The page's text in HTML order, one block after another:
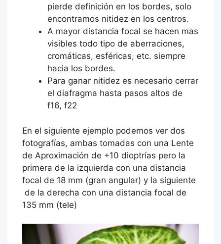
pierde definición en los bordes, solo
encontramos nitidez en los centros.
A mayor distancia focal se hacen mas
visibles todo tipo de aberraciones,
cromáticas, esféricas, etc. siempre
hacia los bordes.
Para ganar nitidez es necesario cerrar
el diafragma hasta pasos altos de
f16, f22
En el siguiente ejemplo podemos ver dos
fotografías, ambas tomadas con una Lente
de Aproximación de +10 dioptrías pero la
primera de la izquierda con una distancia
focal de 18 mm (gran angular) y la siguiente
de la derecha con una distancia focal de
135 mm (tele)